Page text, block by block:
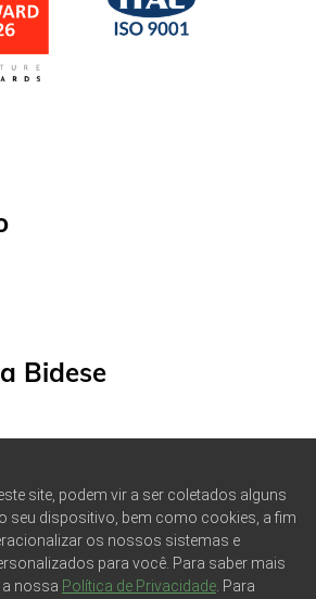
Bidese
INCORPORADORA E DESENVOLVIMENTOS
Todos os direitos reservados.
Política de Privacidade
site, podem vir a ser coletados alguns
seu dispositivo, bem como cookies, a fim
os nossos sistemas e
para você. Para saber mais
nossa Política de Privacidade . Para